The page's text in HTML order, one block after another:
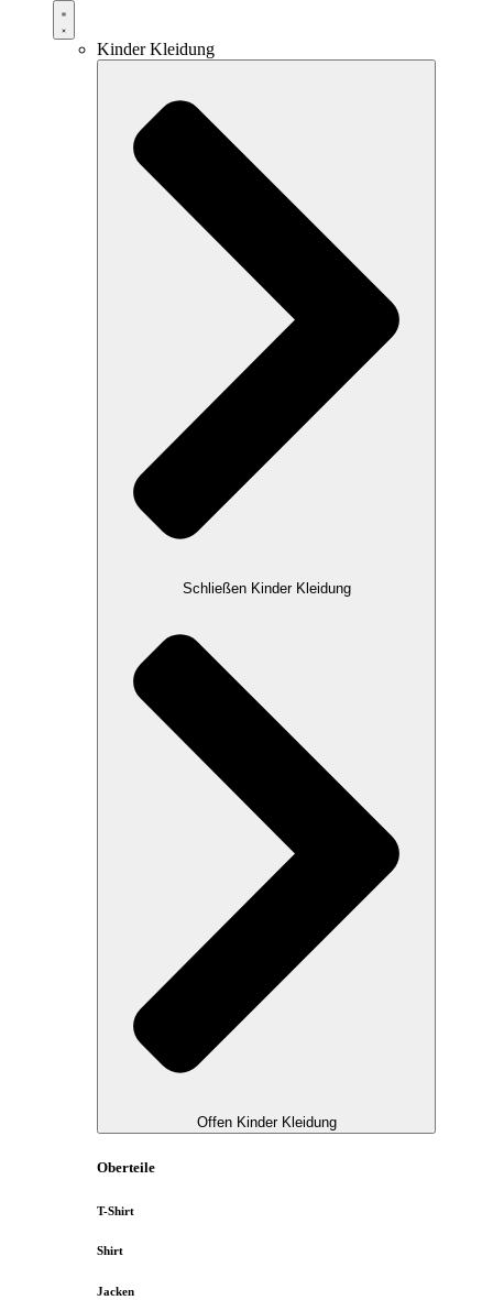
Kinder Kleidung
Schließen Kinder Kleidung
Offen Kinder Kleidung
Oberteile
T-Shirt
Shirt
Jacken